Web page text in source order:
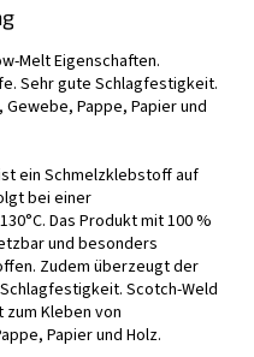
Melt Eigenschaften.
Sehr gute Schlagfestigkeit.
Pappe, Papier und
ein Schmelzklebstoff auf
bei einer
Das Produkt mit 100 %
und besonders
Zudem überzeugt der
Scotch-Weld
Kleben von
Papier und Holz.